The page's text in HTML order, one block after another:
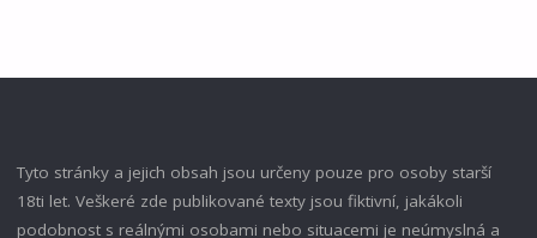
Tyto stránky a jejich obsah jsou určeny pouze pro osoby starší
18ti let. Veškeré zde publikované texty jsou fiktivní, jakákoli
podobnost s reálnými osobami nebo situacemi je neúmyslná a